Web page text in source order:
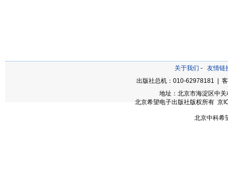
关于我们 - 友情链
出版社总机：010-62978181 |
地址：北京市海淀区中
北京希望电子出版社版权所有 京
北京中科希